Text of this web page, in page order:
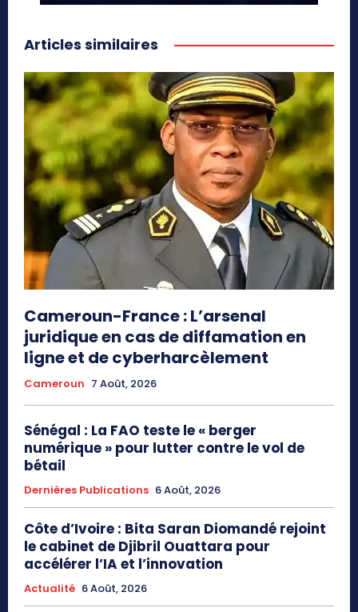
Articles similaires
Cameroun-France : L’arsenal
juridique en cas de diffamation en
ligne et de cyberharcèlement
Cameroun 7 Août, 2026
Sénégal : La FAO teste le « berger
numérique » pour lutter contre le vol de
bétail
Dernières Publications 6 Août, 2026
Côte d’Ivoire : Bita Saran Diomandé rejoint
le cabinet de Djibril Ouattara pour
accélérer l’IA et l’innovation
Actualité 6 Août, 2026